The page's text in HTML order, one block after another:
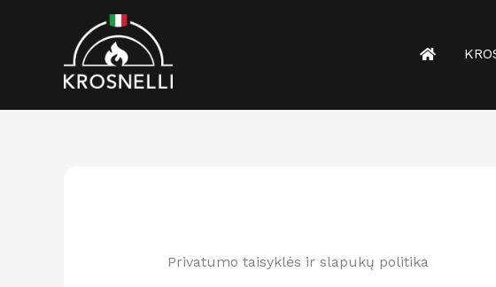
Privatumo taisyklės ir slapukų politika